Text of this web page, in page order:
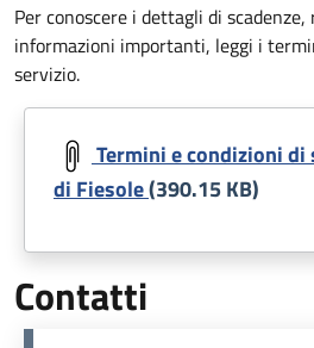
Per conoscere i dettagli di
informazioni importanti, leggi i
servizio.
Document
Termini e condizioni di
di Fiesole(390.15 KB)
Contatti